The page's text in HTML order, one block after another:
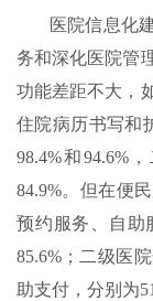
医院信息化
务和深化医院管
功能差距不大，
住院病历书写和
98.4%和94.6%
84.9%。但在便
预约服务、自助
85.6%；二级医
助支付，分别为